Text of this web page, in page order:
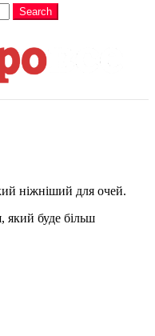
Search
ніжніший для очей.
який буде більш